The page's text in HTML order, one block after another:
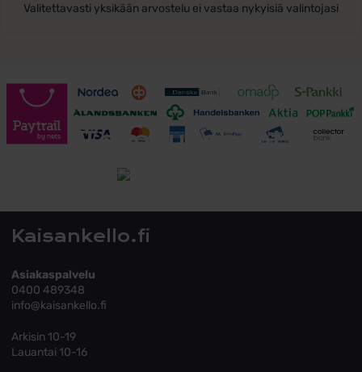
Valitettavasti yksikään arvostelu ei vastaa nykyisiä valintojasi
Toimitusehdot
Kaisankello.fi
Asiakaspalvelu
0400 489348
info@kaisankello.fi
Arkisin 10-19
Lauantai 10-16